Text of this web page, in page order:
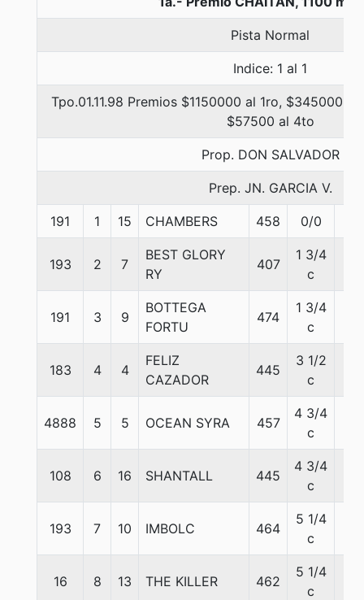
Pista Normal
Indice: 1 al 1
Tpo.01.11.98 Premios $1150000 al 1ro, $345000
$57500 al 4to
Prop. DON SALVADOR
Prep. JN. GARCIA V.
191 1 15 CHAMBERS 458 0/0
193 2 7
BEST GLORY
RY
407
1 3/4
c
191 3 9
BOTTEGA
FORTU
474
1 3/4
c
183 4 4
FELIZ
CAZADOR
445
3 1/2
c
4888 5 5 OCEAN SYRA 457
4 3/4
c
108 6 16 SHANTALL 445
4 3/4
c
193 7 10 IMBOLC 464
5 1/4
c
16 8 13 THE KILLER 462
5 1/4
c